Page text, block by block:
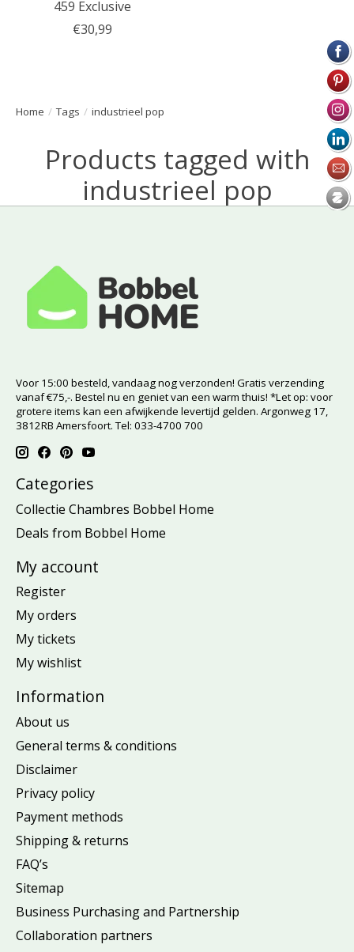
Home / Tags / industrieel pop
Products tagged with
industrieel pop
459 Exclusive
€30,99
Voor 15:00 besteld, vandaag nog verzonden! Gratis verzending
vanaf €75,-. Bestel nu en geniet van een warm thuis! *Let op: voor
grotere items kan een afwijkende levertijd gelden. Argonweg 17,
3812RB Amersfoort. Tel: 033-4700 700
Categories
Collectie Chambres Bobbel Home
Deals from Bobbel Home
My account
Register
My orders
My tickets
My wishlist
Information
About us
General terms & conditions
Disclaimer
Privacy policy
Payment methods
Shipping & returns
FAQ’s
Sitemap
Business Purchasing and Partnership
Collaboration partners